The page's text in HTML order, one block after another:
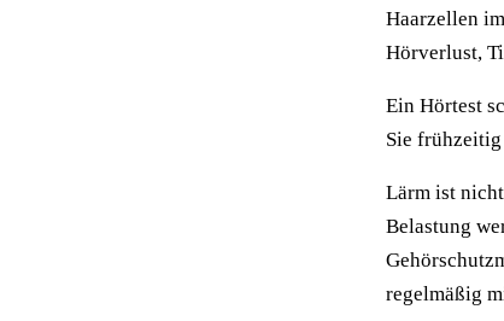
Haarzellen
Hörverlust,
Ein Hörtest
Sie
Lärm ist
Belastung
regelmäßig